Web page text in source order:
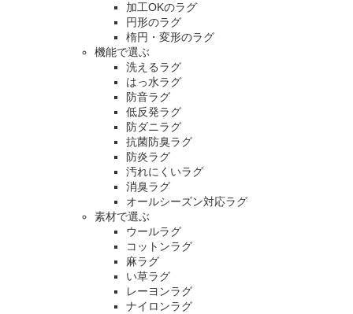
加工OKのラグ
円形のラグ
楕円・変形のラグ
機能で選ぶ
洗えるラグ
はっ水ラグ
防音ラグ
低反発ラグ
防ダニラグ
抗菌防臭ラグ
防炎ラグ
汚れにくいラグ
消臭ラグ
オールシーズン対応ラグ
素材で選ぶ
ウールラグ
コットンラグ
麻ラグ
い草ラグ
レーヨンラグ
ナイロンラグ